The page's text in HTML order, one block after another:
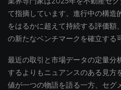
て指摘しています。進行中の構造
をはるかに超えて持続する評価額
の新たなベンチマークを確立する
最近の取引と市場データの定量分
するよりもニュアンスのある見方
値が一つの物語を語る一方、セグ